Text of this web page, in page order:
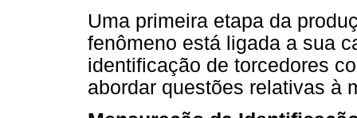
Uma primeira etapa da
fenômeno está ligada a sua
identificação de torcedores
abordar questões relativas à